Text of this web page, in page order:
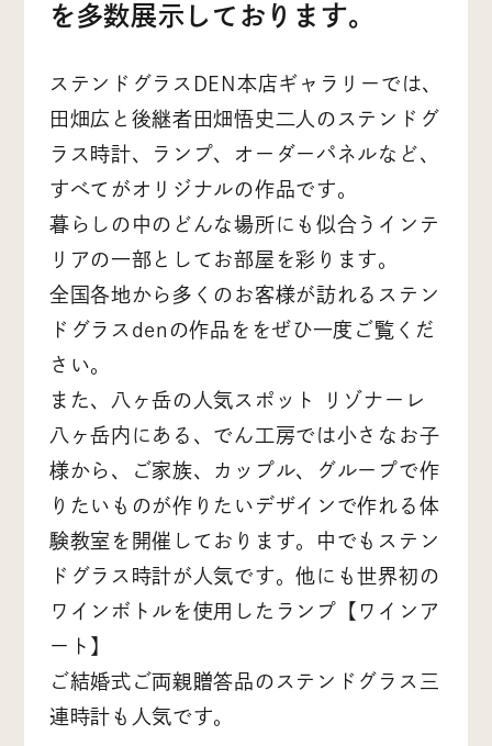
を多数展示しております。
ステンドグラスDEN本店ギャラリーでは、
田畑広と後継者田畑悟史二人のステンドグ
ラス時計、ランプ、オーダーパネルなど、
すべてがオリジナルの作品です。
暮らしの中のどんな場所にも似合うインテ
リアの一部としてお部屋を彩ります。
全国各地から多くのお客様が訪れるステン
ドグラスdenの作品ををぜひ一度ご覧くだ
さい。
また、八ヶ岳の人気スポット リゾナーレ
八ヶ岳内にある、でん工房では小さなお子
様から、ご家族、カップル、グループで作
りたいものが作りたいデザインで作れる体
験教室を開催しております。中でもステン
ドグラス時計が人気です。他にも世界初の
ワインボトルを使用したランプ【ワインア
ート】
ご結婚式ご両親贈答品のステンドグラス三
連時計も人気です。